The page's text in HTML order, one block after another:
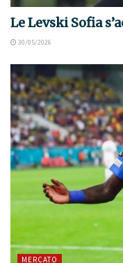
Le Levski Sofia
30/05/2026
MERCATO